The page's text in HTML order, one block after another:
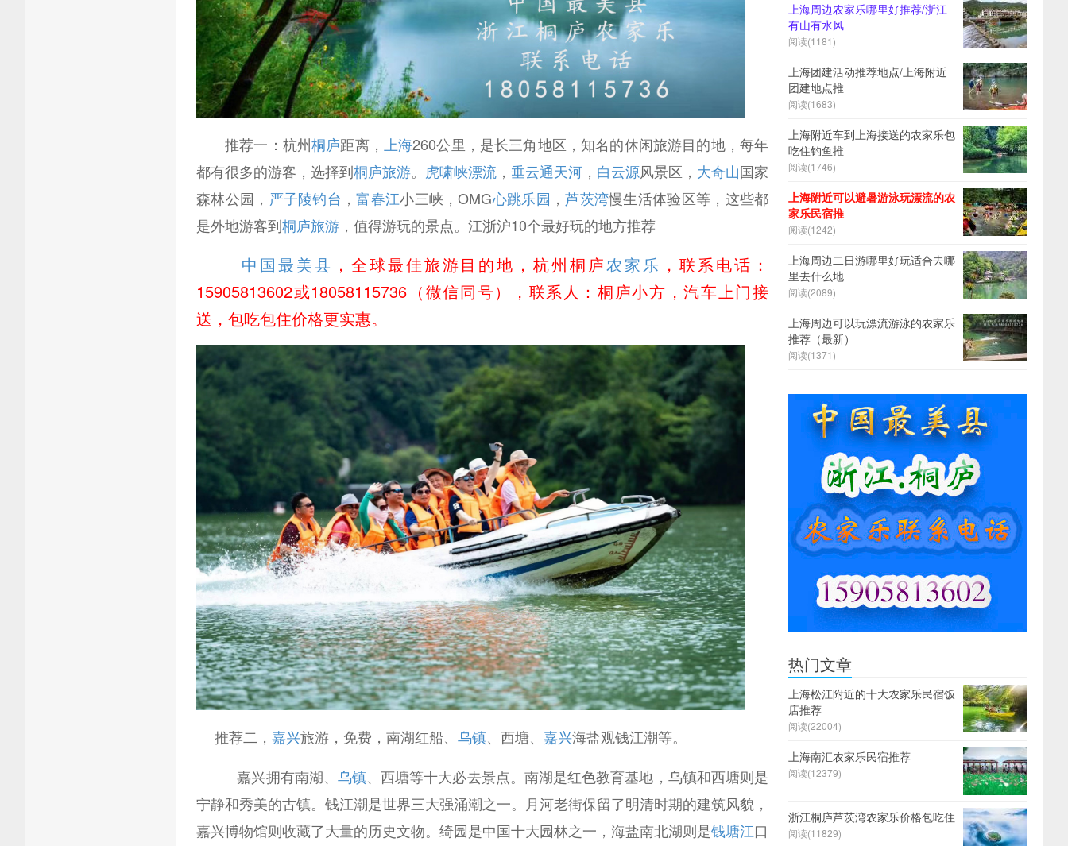
推荐一：杭州桐庐距离， 上海260公里，是长三角地区，知名的休闲旅游目的地，每年
都有很多的游客，选择到桐庐旅游。 虎啸峡漂流 ， 垂云通天河 ， 白云源风景区， 大奇山国家
森林公园， 严子陵钓台 ，富春江小三峡，OMG心跳乐园 ，芦茨湾慢生活体验区等，这些都
是外地游客到桐庐旅游 ，值得游玩的景点。江浙沪10个最好玩的地方推荐
中国最美县 ，全球最佳旅游目的地，杭州桐庐农家乐 ，联系电话：
15905813602或18058115736（微信同号），联系人：桐庐小方，汽车上门接
送，包吃包住价格更实惠。
推荐二， 嘉兴旅游，免费，南湖红船、 乌镇、西塘、 嘉兴海盐观钱江潮等。
嘉兴拥有南湖、 乌镇、西塘等十大必去景点。南湖是红色教育基地，乌镇和西塘则是
宁静和秀美的古镇。钱江潮是世界三大强涌潮之一。月河老街保留了明清时期的建筑风貌，
嘉兴博物馆则收藏了大量的历史文物。绮园是中国十大园林之一，海盐南北湖则是钱塘江口
上海周边农家乐哪里好推荐/浙江
有山有水风
阅读(1181)
上海团建活动推荐地点/上海附近
团建地点推
阅读(1683)
上海附近车到上海接送的农家乐包
吃住钓鱼推
阅读(1746)
上海附近可以避暑游泳玩漂流的农
家乐民宿推
阅读(1242)
上海周边二日游哪里好玩适合去哪
里去什么地
阅读(2089)
上海周边可以玩漂流游泳的农家乐
推荐（最新）
阅读(1371)
热门文章
上海松江附近的十大农家乐民宿饭
店推荐
阅读(22004)
上海南汇农家乐民宿推荐
阅读(12379)
浙江桐庐芦茨湾农家乐价格包吃住
阅读(11829)